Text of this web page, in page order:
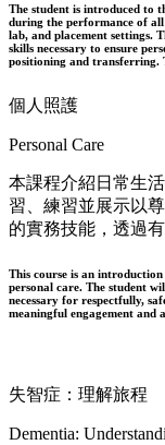
The student is introduced to
during the performance of
lab, and placement settings.
skills necessary to ensure
positioning and transferring.
個人照護
Personal Care
本課程介紹日常生
習、練習並展示以
的實務技能，透過
This course is an
personal care. The student
necessary for respectfully,
meaningful engagement and
失智症：理解旅程
Dementia: